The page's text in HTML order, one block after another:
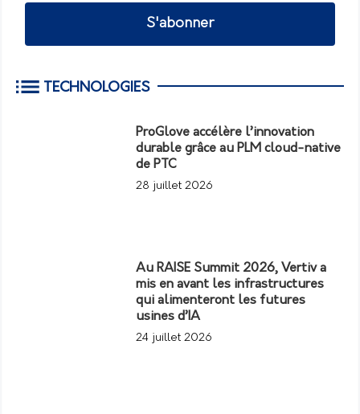
S'abonner
TECHNOLOGIES
ProGlove accélère l’innovation
durable grâce au PLM cloud-native
de PTC
28 juillet 2026
Au RAISE Summit 2026, Vertiv a
mis en avant les infrastructures
qui alimenteront les futures
usines d’IA
24 juillet 2026